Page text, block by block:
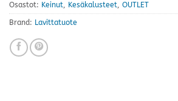
Osastot: Keinut, Kesäkalusteet, OUTLET
Brand: Lavittatuote